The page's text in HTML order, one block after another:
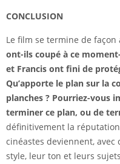
CONCLUSION
Le film se termine de façon
ont-ils coupé à ce
et Francis ont fini de
Qu’apporte le plan sur la
planches ? Pourriez-vous
terminer ce plan, ou de
définitivement la
cinéastes deviennent,
style, leur ton et leurs